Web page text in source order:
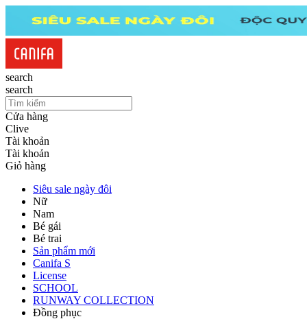
search
search
Cửa hàng
Clive
Tài khoản
Tài khoản
Giỏ hàng
Siêu sale ngày đôi
Nữ
Nam
Bé gái
Bé trai
Sản phẩm mới
Canifa S
License
SCHOOL
RUNWAY COLLECTION
Đồng phục